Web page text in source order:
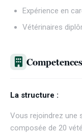
Expérience en
Vétérinaires
La structure :
Vous rejoindrez une
composée de 20